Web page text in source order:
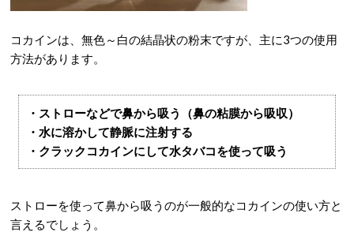
コカインは、無色～白の結晶状の粉末ですが、主に3つの使用
方法があります。
・ストローなどで鼻から吸う（鼻の粘膜から吸収）
・水に溶かして静脈に注射する
・クラックコカインにして水タバコを使って吸う
ストローを使って鼻から吸うのが一般的なコカインの使い方と
言えるでしょう。